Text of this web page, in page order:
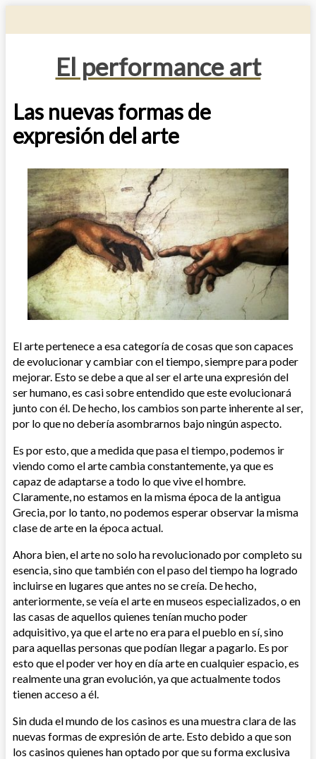
El performance art
Las nuevas formas de
expresión del arte
El arte pertenece a esa categoría de cosas que son capaces
de evolucionar y cambiar con el tiempo, siempre para poder
mejorar. Esto se debe a que al ser el arte una expresión del
ser humano, es casi sobre entendido que este evolucionará
junto con él. De hecho, los cambios son parte inherente al ser,
por lo que no debería asombrarnos bajo ningún aspecto.
Es por esto, que a medida que pasa el tiempo, podemos ir
viendo como el arte cambia constantemente, ya que es
capaz de adaptarse a todo lo que vive el hombre.
Claramente, no estamos en la misma época de la antigua
Grecia, por lo tanto, no podemos esperar observar la misma
clase de arte en la época actual.
Ahora bien, el arte no solo ha revolucionado por completo su
esencia, sino que también con el paso del tiempo ha logrado
incluirse en lugares que antes no se creía. De hecho,
anteriormente, se veía el arte en museos especializados, o en
las casas de aquellos quienes tenían mucho poder
adquisitivo, ya que el arte no era para el pueblo en sí, sino
para aquellas personas que podían llegar a pagarlo. Es por
esto que el poder ver hoy en día arte en cualquier espacio, es
realmente una gran evolución, ya que actualmente todos
tienen acceso a él.
Sin duda el mundo de los casinos es una muestra clara de las
nuevas formas de expresión de arte. Esto debido a que son
los casinos quienes han optado por que su forma exclusiva